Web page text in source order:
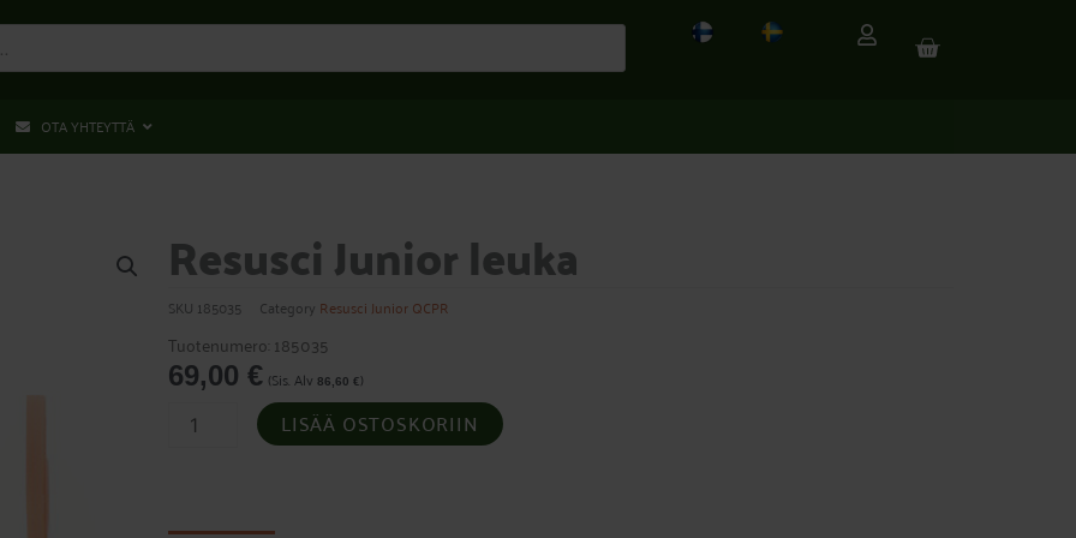
CART
OTA YHTEYTTÄ
Resusci Junior leuka
SKU 185035 Category Resusci Junior QCPR
Tuotenumero: 185035
69,00 € (Sis. Alv 86,60 €)
Resusci
Junior LISÄÄ OSTOSKORIIN